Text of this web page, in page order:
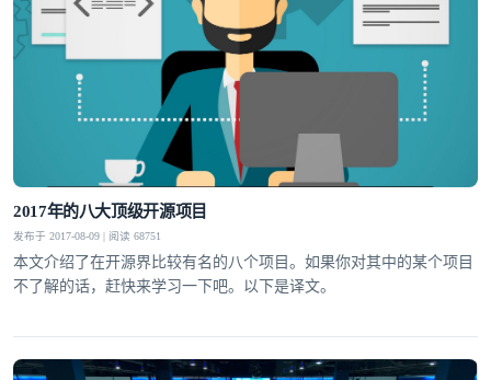
2017年的八大顶级开源项目
发布于 2017-08-09 | 阅读 68751
本文介绍了在开源界比较有名的八个项目。如果你对其中的某个项目
不了解的话，赶快来学习一下吧。以下是译文。